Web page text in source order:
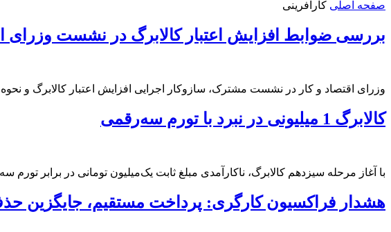
صفحه اصلی کارآفرینی
بررسی ضوابط افزایش اعتبار کالابرگ در نشست وزرای
وزرای اقتصاد و کار در نشست مشترک، سازوکار‌ اجرایی افزایش اعتبار کالابرگ و نحوه
کالابرگ 1 میلیونی در نبرد با تورم سه‌رقمی
با آغاز مرحله سیزدهم کالابرگ، ناکارآمدی مبلغ ثابت یک‌میلیون تومانی در برابر
هشدار فراکسیون کارگری: پرداخت مستقیم، جایگزین